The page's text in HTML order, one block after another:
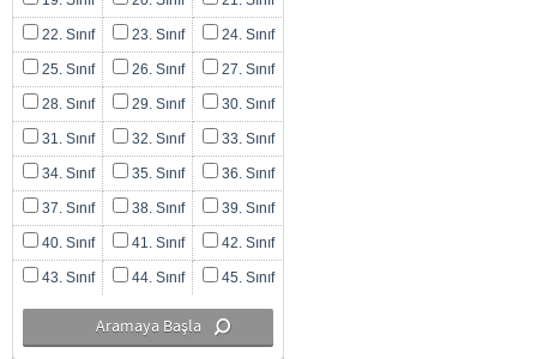
22. Sınıf 23. Sınıf 24. Sınıf
25. Sınıf 26. Sınıf 27. Sınıf
28. Sınıf 29. Sınıf 30. Sınıf
31. Sınıf 32. Sınıf 33. Sınıf
34. Sınıf 35. Sınıf 36. Sınıf
37. Sınıf 38. Sınıf 39. Sınıf
40. Sınıf 41. Sınıf 42. Sınıf
43. Sınıf 44. Sınıf 45. Sınıf